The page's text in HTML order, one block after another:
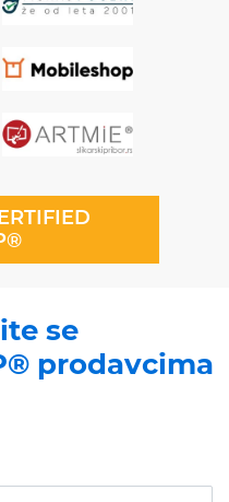
se
prodavcima